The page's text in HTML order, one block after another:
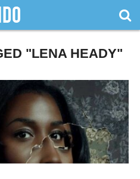
"LENA HEADY"